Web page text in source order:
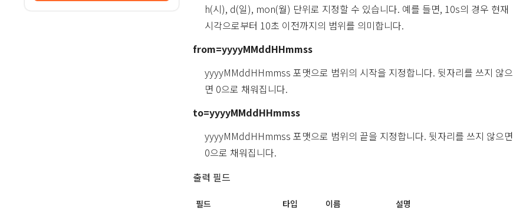
h(시), d(일), mon(월) 단위로 지정할 수 있습니다. 예를 들면, 10s의 경우 현재
시각으로부터 10초 이전까지의 범위를 의미합니다.
from=yyyyMMddHHmmss
yyyyMMddHHmmss 포맷으로 범위의 시작을 지정합니다. 뒷자리를 쓰지 않으
면 0으로 채워집니다.
to=yyyyMMddHHmmss
yyyyMMddHHmmss 포맷으로 범위의 끝을 지정합니다. 뒷자리를 쓰지 않으면
0으로 채워집니다.
출력 필드
필드 타입 이름 설명